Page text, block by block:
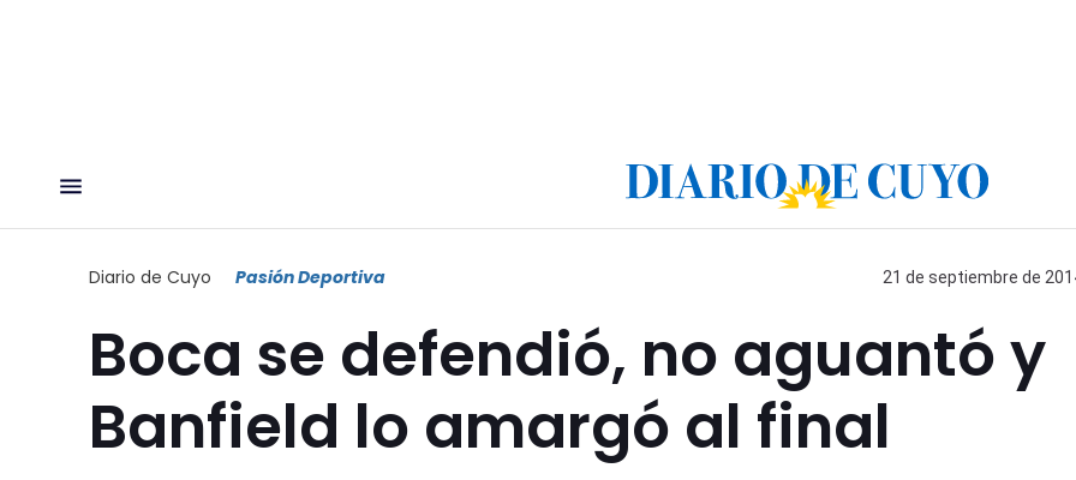
Diario de Cuyo Pasión Deportiva 21 de septiembre de
Boca se defendió, no aguantó y
Banfield lo amargó al final